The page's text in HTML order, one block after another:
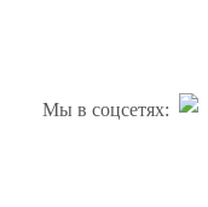
Мы в соцсетях: